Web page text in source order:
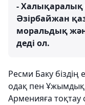
-
Әзірбайжан
моральдық
деді ол.
Ресми Баку
одақ пен Ұжымдық
Арменияға тоқтау